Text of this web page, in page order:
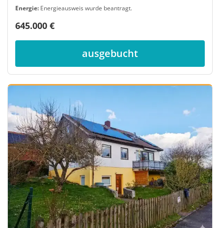
Energie: Energieausweis wurde beantragt.
645.000 €
ausgebucht